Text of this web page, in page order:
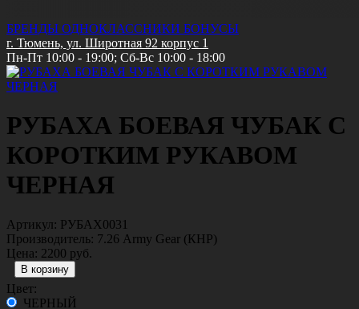
БРЕНДЫ ОДНОКЛАССНИКИ БОНУСЫ
г. Тюмень, ул. Широтная 92 корпус 1
Пн-Пт 10:00 - 19:00; Сб-Вс 10:00 - 18:00
РУБАХА БОЕВАЯ ЧУБАК С
КОРОТКИМ РУКАВОМ
ЧЕРНАЯ
Артикул: РУБАХ0031
Производитель: 7.26 Army Gear (КНР)
Цена: 2200 руб.
Цвет:
ЧЕРНЫЙ